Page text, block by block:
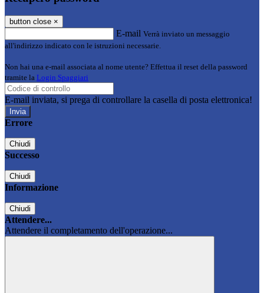
button close ×
E-mail Verrà inviato un messaggio
all'indirizzo indicato con le istruzioni necessarie.
Non hai una e-mail associata al nome utente? Effettua il reset della password
tramite la Login Spaggiari
E-mail inviata, si prega di controllare la casella di posta elettronica!
Errore
Chiudi
Successo
Chiudi
Informazione
Chiudi
Attendere...
Attendere il completamento dell'operazione...